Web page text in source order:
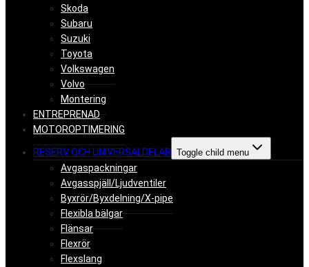
Skoda
Subaru
Suzuki
Toyota
Volkswagen
Volvo
Montering
ENTREPRENAD
MOTOROPTIMERING
RESERV OCH UNIVERSALDELAR Toggle child menu
Avgaspackningar
Avgasspjäll/Ljudventiler
Byxrör/Byxdelning/X-pipe
Flexibla bälgar
Flänsar
Flexrör
Flexslang